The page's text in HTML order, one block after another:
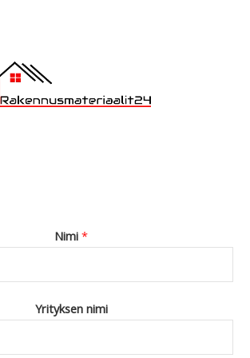
Nimi *
Yrityksen nimi